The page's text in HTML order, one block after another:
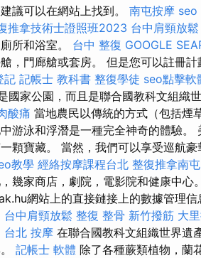
議可以在網站上找到。 南屯按摩 seo
推拿技術士證照班2023 台中肩頸放鬆
所和浴室。 台中 整復 GOOGLE
，門廊艙或套房。 但是您可以註冊
記 記帳士 教科書 整復學徒 seo點擊軟
國家公園，而且是聯合國教科文組織
酸痛 當地農民以傳統的方式（包括煙
游泳和浮潛是一種完全神奇的體驗。
顆寶藏。 當然，我們可以享受巡航豪
教學 經絡按摩課程台北 整復推拿南屯
幾家商店，劇院，電影院和健康中心。
網站上的直接鏈接上的數據管理信
台中肩頸放鬆 整復 整骨 新竹撥筋 大
台北 按摩 在聯合國教科文組織世界遺
記帳士 軟體 除了各種蕨類植物，蘭